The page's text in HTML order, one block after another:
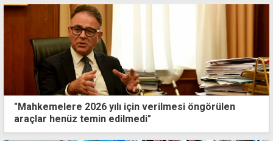
"Mahkemelere 2026 yılı için verilmesi öngörülen
araçlar henüz temin edilmedi"